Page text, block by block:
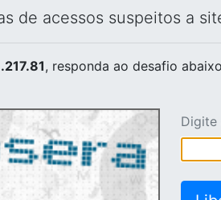
de acessos suspeitos a
, responda ao desafio
Digite